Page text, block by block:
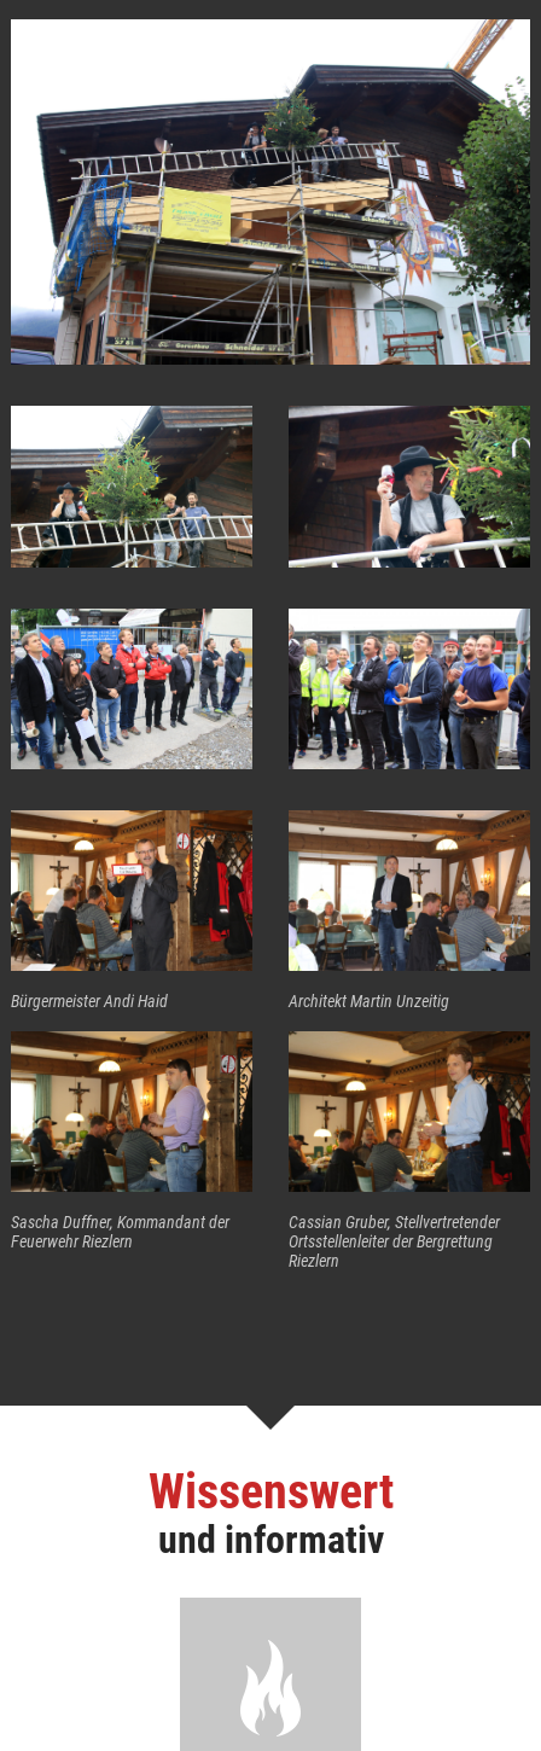
Bürgermeister Andi Haid Architekt Martin Unzeitig
Sascha Duffner, Kommandant der
Feuerwehr Riezlern
Cassian Gruber, Stellvertretender
Ortsstellenleiter der Bergrettung
Riezlern
Wissenswert
und informativ